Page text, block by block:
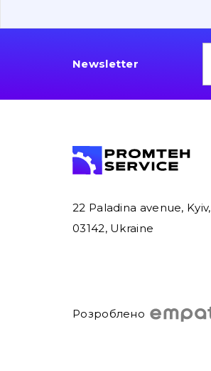
Newsletter
22 Paladina avenue, Kyiv,
03142, Ukraine
Розроблено